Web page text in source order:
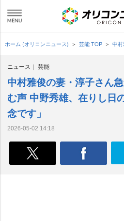
ホーム (オリコンニュース) 芸能 TOP 中
ニュース 芸能
中村雅俊の妻・淳子さん
む声 中野秀雄、在りし日
念です」
2026-05-02 14:18